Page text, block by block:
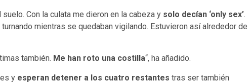
Con la culata me dieron en la cabeza y solo decían ‘only sex’.
mientras se quedaban vigilando. Estuvieron así alrededor de
también. Me han roto una costilla“, ha añadido.
y esperan detener a los cuatro restantes tras ser también